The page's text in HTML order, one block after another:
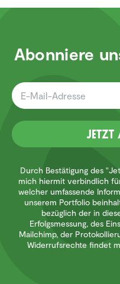
Abonniere
Jetzt
Durch Bestätigung des
mich hiermit verbindlich
welcher umfassende
unserem Portfolio
bezüglich der in
Erfolgsmessung, des
Mailchimp, der
Widerrufsrechte findet